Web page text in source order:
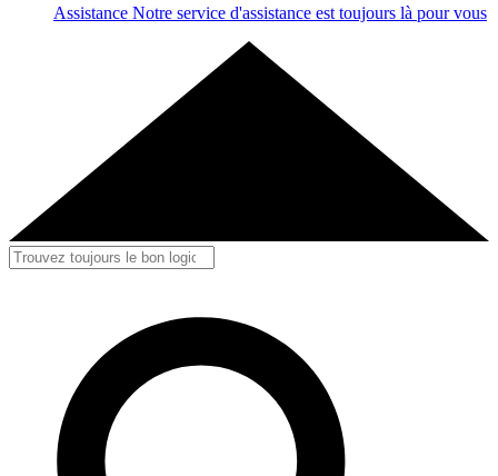
Assistance Notre service d'assistance est toujours là pour vous